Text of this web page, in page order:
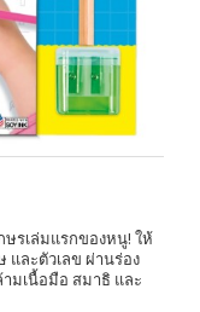
รเล่มแรกของหนู! ให้
ละตัวเลข ผ่านร่อง
มเนื้อมือ สมาธิ และ